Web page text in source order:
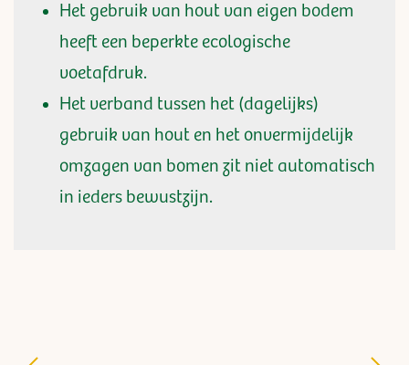
Het gebruik van hout van eigen bodem
heeft een beperkte ecologische
voetafdruk.
Het verband tussen het (dagelijks)
gebruik van hout en het onvermijdelijk
omzagen van bomen zit niet automatisch
in ieders bewustzijn.